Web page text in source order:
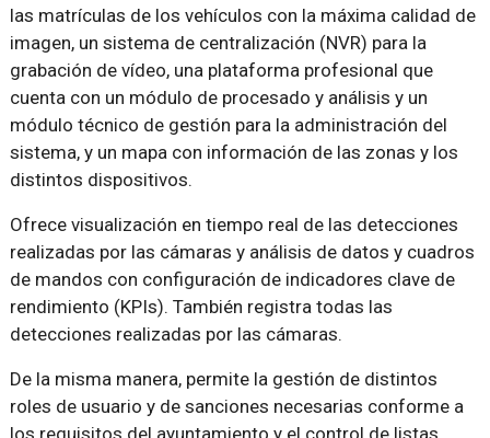
las matrículas de los vehículos con la máxima calidad de
imagen, un sistema de centralización (NVR) para la
grabación de vídeo, una plataforma profesional que
cuenta con un módulo de procesado y análisis y un
módulo técnico de gestión para la administración del
sistema, y un mapa con información de las zonas y los
distintos dispositivos.
Ofrece visualización en tiempo real de las detecciones
realizadas por las cámaras y análisis de datos y cuadros
de mandos con configuración de indicadores clave de
rendimiento (KPIs). También registra todas las
detecciones realizadas por las cámaras.
De la misma manera, permite la gestión de distintos
roles de usuario y de sanciones necesarias conforme a
los requisitos del ayuntamiento y el control de listas